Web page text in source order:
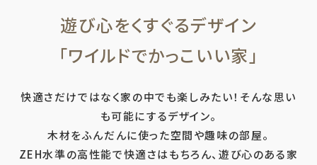
遊び心をくすぐるデザイン
「ワイルドでかっこいい家」
快適さだけではなく家の中でも楽しみたい！そんな思い
も可能にするデザイン。
木材をふんだんに使った空間や趣味の部屋。
ZEH水準の高性能で快適さはもちろん、遊び心のある家